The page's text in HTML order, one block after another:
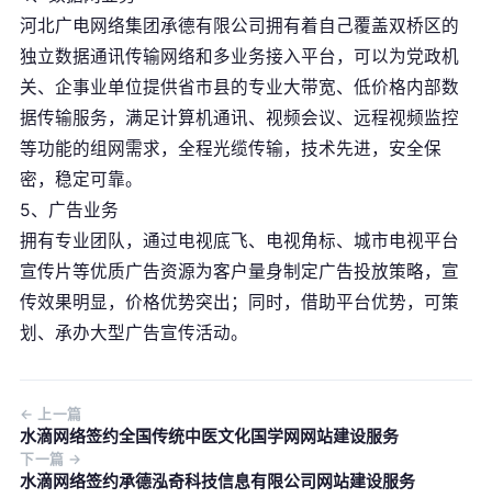
河北广电网络集团承德有限公司拥有着自己覆盖双桥区的
独立数据通讯传输网络和多业务接入平台，可以为党政机
关、企事业单位提供省市县的专业大带宽、低价格内部数
据传输服务，满足计算机通讯、视频会议、远程视频监控
等功能的组网需求，全程光缆传输，技术先进，安全保
密，稳定可靠。
5、广告业务
拥有专业团队，通过电视底飞、电视角标、城市电视平台
宣传片等优质广告资源为客户量身制定广告投放策略，宣
传效果明显，价格优势突出；同时，借助平台优势，可策
划、承办大型广告宣传活动。
← 上一篇
水滴网络签约全国传统中医文化国学网网站建设服务
下一篇 →
水滴网络签约承德泓奇科技信息有限公司网站建设服务
联系人 *
联系电话 *
意向产品